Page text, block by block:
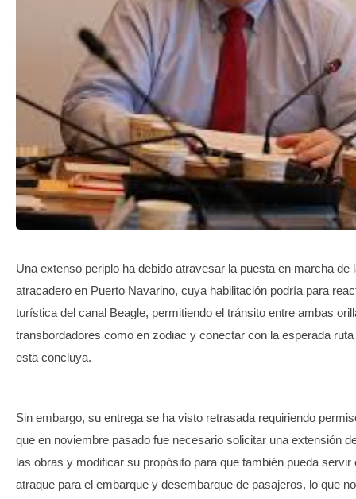
Una extenso periplo ha debido atravesar la puesta en marcha de
atracadero en Puerto Navarino, cuya habilitación podría para
turística del canal Beagle, permitiendo el tránsito entre ambas
transbordadores como en zodiac y conectar con la esperada
esta concluya.
Sin embargo, su entrega se ha visto retrasada requiriendo
que en noviembre pasado fue necesario solicitar una extensión
las obras y modificar su propósito para que también pueda servir
atraque para el embarque y desembarque de pasajeros, lo que